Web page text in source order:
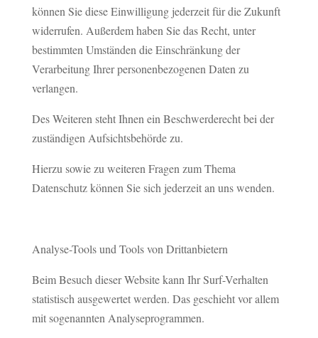
können Sie diese Einwilligung jederzeit für die Zukunft
widerrufen. Außerdem haben Sie das Recht, unter
bestimmten Umständen die Einschränkung der
Verarbeitung Ihrer personenbezogenen Daten zu
verlangen.
Des Weiteren steht Ihnen ein Beschwerderecht bei der
zuständigen Aufsichtsbehörde zu.
Hierzu sowie zu weiteren Fragen zum Thema
Datenschutz können Sie sich jederzeit an uns wenden.
Analyse-Tools und Tools von Drittanbietern
Beim Besuch dieser Website kann Ihr Surf-Verhalten
statistisch ausgewertet werden. Das geschieht vor allem
mit sogenannten Analyseprogrammen.